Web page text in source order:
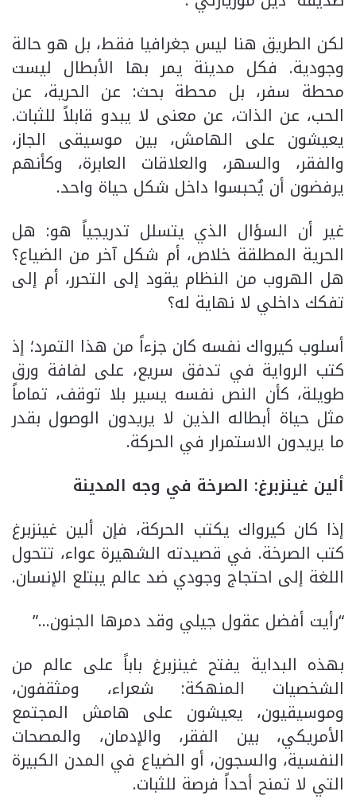
لكن الطريق هنا ليس جغرافيا فقط، بل هو حالة
وجودية. فكل مدينة يمر بها الأبطال ليست
محطة سفر، بل محطة بحث: عن الحرية، عن
الحب، عن الذات، عن معنى لا يبدو قابلاً للثبات.
يعيشون على الهامش، بين موسيقى الجاز،
والفقر، والسهر، والعلاقات العابرة، وكأنهم
يرفضون أن يُحبسوا داخل شكل حياة واحد.
غير أن السؤال الذي يتسلل تدريجياً هو: هل
الحرية المطلقة خلاص، أم شكل آخر من الضياع؟
هل الهروب من النظام يقود إلى التحرر، أم إلى
تفكك داخلي لا نهاية له؟
أسلوب كيرواك نفسه كان جزءاً من هذا التمرد؛ إذ
كتب الرواية في تدفق سريع، على لفافة ورق
طويلة، كأن النص نفسه يسير بلا توقف، تماماً
مثل حياة أبطاله الذين لا يريدون الوصول بقدر
ما يريدون الاستمرار في الحركة.
ألين غينزبرغ: الصرخة في وجه المدينة
إذا كان كيرواك يكتب الحركة، فإن ألين غينزبرغ
كتب الصرخة. في قصيدته الشهيرة عواء، تتحول
اللغة إلى احتجاج وجودي ضد عالم يبتلع الإنسان.
“رأيت أفضل عقول جيلي وقد دمرها الجنون…”
بهذه البداية يفتح غينزبرغ باباً على عالم من
الشخصيات المنهكة: شعراء، ومثقفون،
وموسيقيون، يعيشون على هامش المجتمع
الأمريكي، بين الفقر، والإدمان، والمصحات
النفسية، والسجون، أو الضياع في المدن الكبيرة
التي لا تمنح أحداً فرصة للثبات.